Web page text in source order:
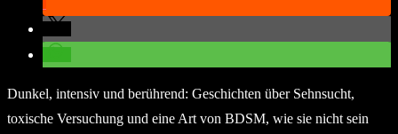
Dunkel, intensiv und berührend: Geschichten über Sehnsucht,
toxische Versuchung und eine Art von BDSM, wie sie nicht sein